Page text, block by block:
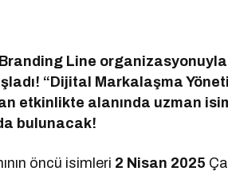
Line
“Dijital Markalaşma
etkinlikte alanında uzman
bulunacak!
öncü isimleri 2 Nisan 2025